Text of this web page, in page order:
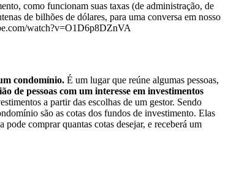
como funcionam suas taxas (de administração, de
de bilhões de dólares, para uma conversa em nosso
watch?v=O1D6p8DZnVA
condomínio. É um lugar que reúne algumas pessoas,
de pessoas com um interesse em investimentos
a partir das escolhas de um gestor. Sendo
são as cotas dos fundos de investimento. Elas
comprar quantas cotas desejar, e receberá um